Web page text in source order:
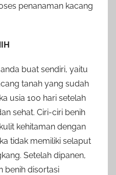
penanaman kacang
buat sendiri, yaitu
tanah yang sudah
usia 100 hari setelah
sehat. Ciri-ciri benih
kehitaman dengan
tidak memiliki selaput
Setelah dipanen,
benih disortasi